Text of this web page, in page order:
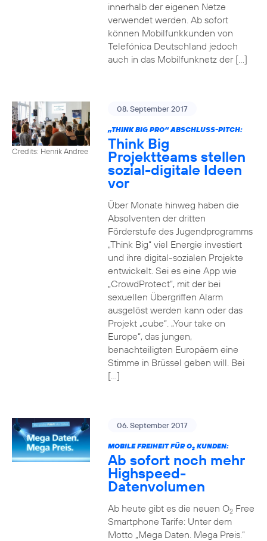
innerhalb der eigenen Netze
verwendet werden. Ab sofort
können Mobilfunkkunden von
Telefónica Deutschland jedoch
auch in das Mobilfunknetz der […]
Credits: Henrik Andree
08. September 2017
„THINK BIG PRO“ ABSCHLUSS-PITCH:
Think Big
Projektteams stellen
sozial-digitale Ideen
vor
Über Monate hinweg haben die
Absolventen der dritten
Förderstufe des Jugendprogramms
„Think Big“ viel Energie investiert
und ihre digital-sozialen Projekte
entwickelt. Sei es eine App wie
„CrowdProtect“, mit der bei
sexuellen Übergriffen Alarm
ausgelöst werden kann oder das
Projekt „cube“. „Your take on
Europe“, das jungen,
benachteiligten Europäern eine
Stimme in Brüssel geben will. Bei
[…]
06. September 2017
MOBILE FREIHEIT FÜR O2KUNDEN:
Ab sofort noch mehr
Highspeed-
Datenvolumen
Ab heute gibt es die neuen O2Free
Smartphone Tarife: Unter dem
Motto „Mega Daten. Mega Preis.“